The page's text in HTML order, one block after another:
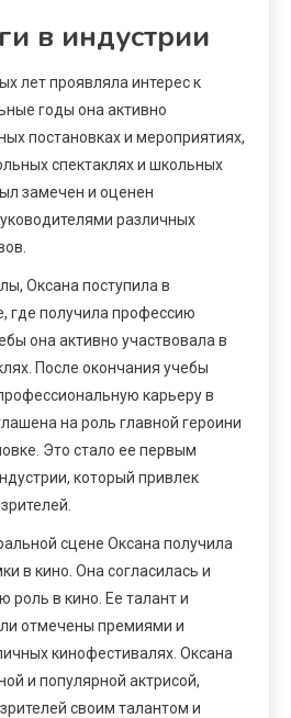
в индустрии
лет проявляла интерес к
годы она активно
постановках и мероприятиях,
спектаклях и школьных
замечен и оценен
различных
Оксана поступила в
где получила профессию
она активно участвовала в
После окончания учебы
карьеру в
на роль главной героини
Это стало ее первым
который привлек
сцене Оксана получила
в кино. Она согласилась и
роль в кино. Ее талант и
отмечены премиями и
кинофестивалях. Оксана
и популярной актрисой,
своим талантом и